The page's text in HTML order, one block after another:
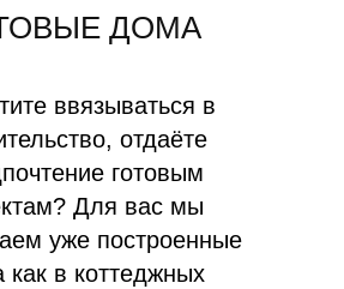
ДОМА
ввязываться в
отдаёте
готовым
Для вас мы
уже построенные
как в коттеджных